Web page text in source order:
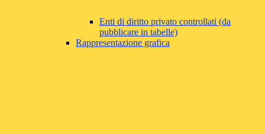
Enti di diritto privato controllati (da
pubblicare in tabelle)
Rappresentazione grafica